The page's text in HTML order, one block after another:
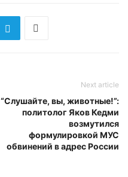
Next article
“Слушайте, вы, животные!”:
политолог Яков Кедми
возмутился
формулировкой МУС
обвинений в адрес России